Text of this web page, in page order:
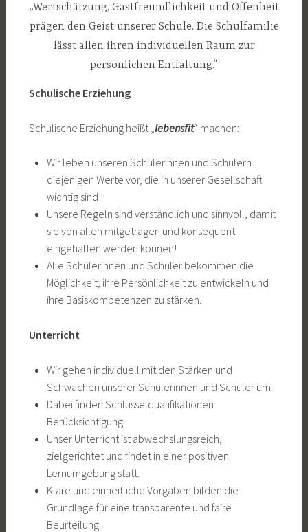
„Wertschätzung, Gastfreundlichkeit und Offenheit
prägen den Geist unserer Schule. Die Schulfamilie
lässt allen ihren individuellen Raum zur
persönlichen Entfaltung.“
Schulische Erziehung
Schulische Erziehung heißt „ lebensfit“ machen:
Wir leben unseren Schülerinnen und Schülern
diejenigen Werte vor, die in unserer Gesellschaft
wichtig sind!
Unsere Regeln sind verständlich und sinnvoll, damit
sie von allen mitgetragen und konsequent
eingehalten werden können!
Alle Schülerinnen und Schüler bekommen die
Möglichkeit, ihre Persönlichkeit zu entwickeln und
ihre Basiskompetenzen zu stärken.
Unterricht
Wir gehen individuell mit den Stärken und
Schwächen unserer Schülerinnen und Schüler um.
Dabei finden Schlüsselqualifikationen
Berücksichtigung.
Unser Unterricht ist abwechslungsreich,
zielgerichtet und findet in einer positiven
Lernumgebung statt.
Klare und einheitliche Vorgaben bilden die
Grundlage für eine transparente und faire
Beurteilung.